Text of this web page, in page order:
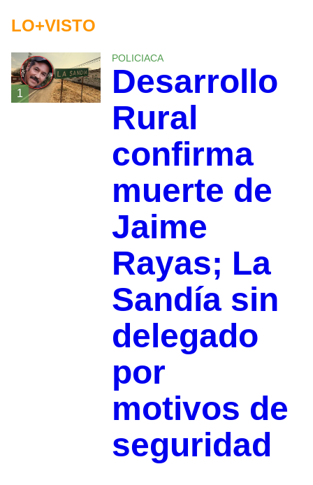
LO+VISTO
1
POLICIACA
Desarrollo
Rural
confirma
muerte de
Jaime
Rayas; La
Sandía sin
delegado
por
motivos de
seguridad